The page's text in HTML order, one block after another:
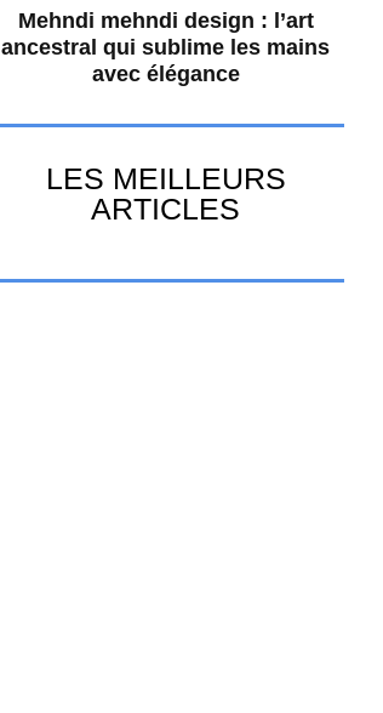
Mehndi mehndi design : l’art
ancestral qui sublime les mains
avec élégance
LES MEILLEURS
ARTICLES